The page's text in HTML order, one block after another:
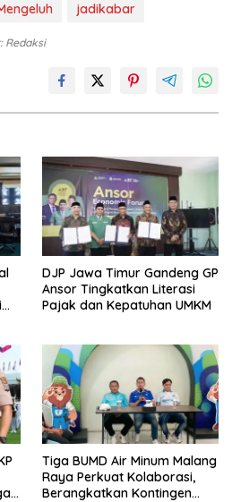
jadikabar
Redaksi
DJP Jawa Timur Gandeng GP
Ansor Tingkatkan Literasi
Pajak dan Kepatuhan UMKM
Tiga BUMD Air Minum Malang
Raya Perkuat Kolaborasi,
Berangkatkan Kontingen